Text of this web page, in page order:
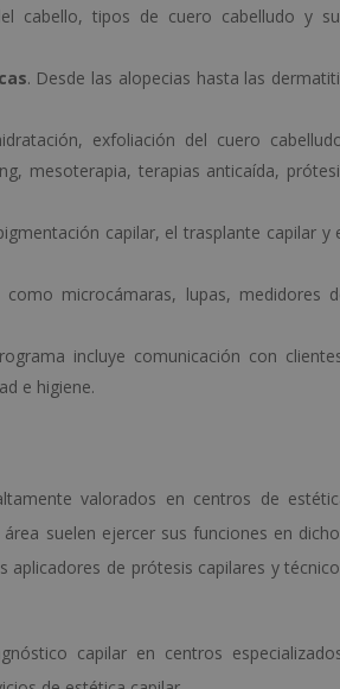
cabello, tipos de cuero cabelludo y
. Desde las alopecias hasta las
exfoliación del cuero
mesoterapia, terapias anticaída,
capilar, el trasplante capilar y
como microcámaras, lupas, medidores
incluye comunicación con
e higiene.
valorados en centros de
suelen ejercer sus funciones en
de prótesis capilares y
capilar en centros